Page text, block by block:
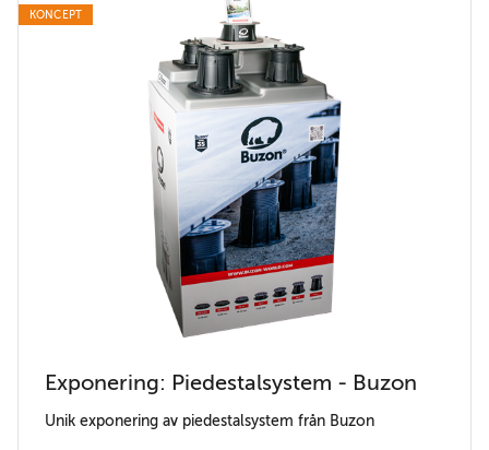
KONCEPT
Exponering: Piedestalsystem - Buzon
Unik exponering av piedestalsystem från Buzon